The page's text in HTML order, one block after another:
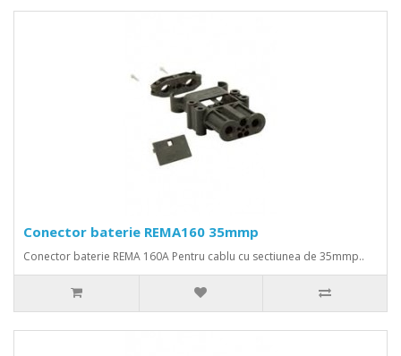
Conector baterie REMA160 35mmp
Conector baterie REMA 160A Pentru cablu cu sectiunea de 35mmp..